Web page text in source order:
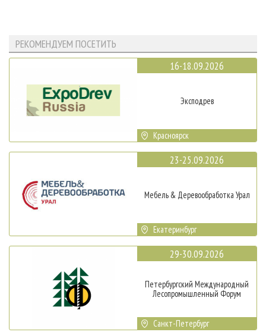
РЕКОМЕНДУЕМ ПОСЕТИТЬ
16-18.09.2026
Эксподрев
Красноярск
23-25.09.2026
Мебель & Деревообработка Урал
Екатеринбург
29-30.09.2026
Петербургский Международный
Лесопромышленный Форум
Санкт-Петербург